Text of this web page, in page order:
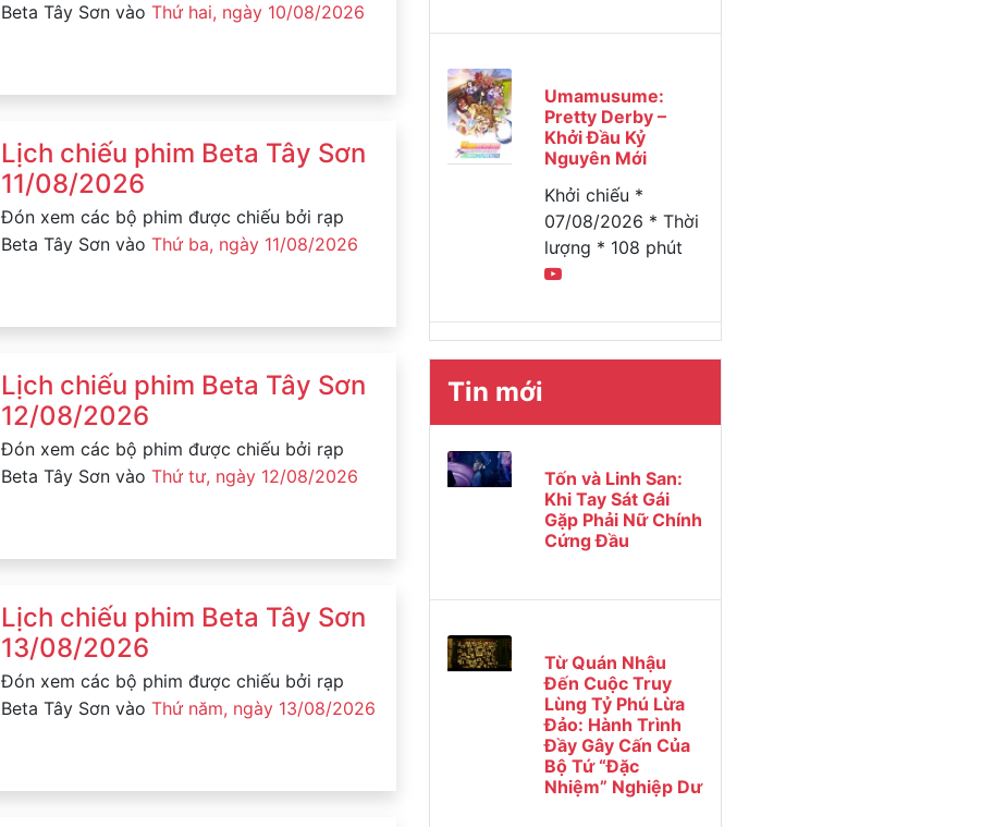
Beta Tây Sơn vàoThứ hai, ngày 10/08/2026
Lịch chiếu phim Beta Tây Sơn
11/08/2026
Đón xem các bộ phim được chiếu bởi rạp
Beta Tây Sơn vàoThứ ba, ngày 11/08/2026
Lịch chiếu phim Beta Tây Sơn
12/08/2026
Đón xem các bộ phim được chiếu bởi rạp
Beta Tây Sơn vàoThứ tư, ngày 12/08/2026
Lịch chiếu phim Beta Tây Sơn
13/08/2026
Đón xem các bộ phim được chiếu bởi rạp
Beta Tây Sơn vàoThứ năm, ngày 13/08/2026
Umamusume:
Pretty Derby –
Khởi Đầu Kỷ
Nguyên Mới
Khởi chiếu *
07/08/2026 * Thời
lượng * 108 phút
Tin mới
Tốn và Linh San:
Khi Tay Sát Gái
Gặp Phải Nữ Chính
Cứng Đầu
Từ Quán Nhậu
Đến Cuộc Truy
Lùng Tỷ Phú Lừa
Đảo: Hành Trình
Đầy Gây Cấn Của
Bộ Tứ “Đặc
Nhiệm” Nghiệp Dư